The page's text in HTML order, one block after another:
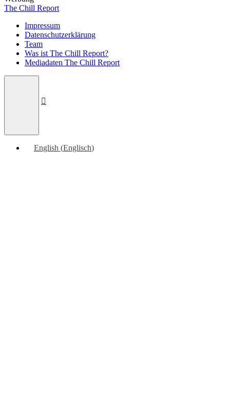
The Chill Report
Impressum
Datenschutzerklärung
Team
Was ist The Chill Report?
Mediadaten The Chill Report
English (Englisch)